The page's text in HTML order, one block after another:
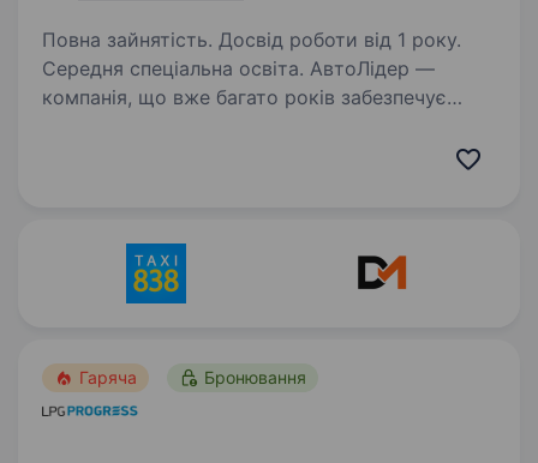
Повна зайнятість. Досвід роботи від 1 року.
Середня спеціальна освіта. АвтоЛідер —
компанія, що вже багато років забезпечує
поділяють…
Гаряча Бронювання